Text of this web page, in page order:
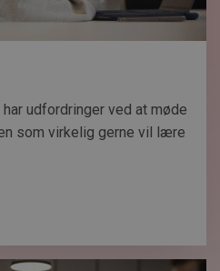
udfordringer ved at møde
som virkelig gerne vil lære